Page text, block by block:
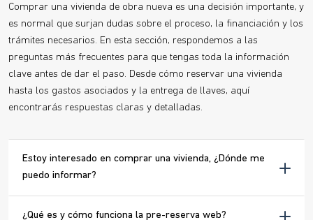
Comprar una vivienda de obra nueva es una decisión importante, y
es normal que surjan dudas sobre el proceso, la financiación y los
trámites necesarios. En esta sección, respondemos a las
preguntas más frecuentes para que tengas toda la información
clave antes de dar el paso. Desde cómo reservar una vivienda
hasta los gastos asociados y la entrega de llaves, aquí
encontrarás respuestas claras y detalladas.
Estoy interesado en comprar una vivienda, ¿Dónde me
puedo informar?
¿Qué es y cómo funciona la pre-reserva web?